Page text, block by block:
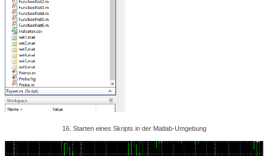
16. Starten eines Skripts in der Matlab-Umgebung